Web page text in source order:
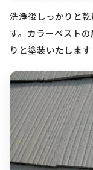
洗浄後しっかりと
す。カラーベスト
りと塗装いたします